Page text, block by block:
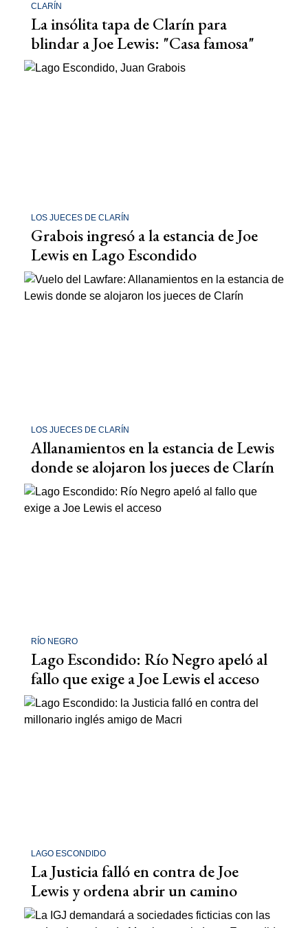
CLARÍN
La insólita tapa de Clarín para
blindar a Joe Lewis: "Casa famosa"
LOS JUECES DE CLARÍN
Grabois ingresó a la estancia de Joe
Lewis en Lago Escondido
LOS JUECES DE CLARÍN
Allanamientos en la estancia de Lewis
donde se alojaron los jueces de Clarín
RÍO NEGRO
Lago Escondido: Río Negro apeló al
fallo que exige a Joe Lewis el acceso
LAGO ESCONDIDO
La Justicia falló en contra de Joe
Lewis y ordena abrir un camino